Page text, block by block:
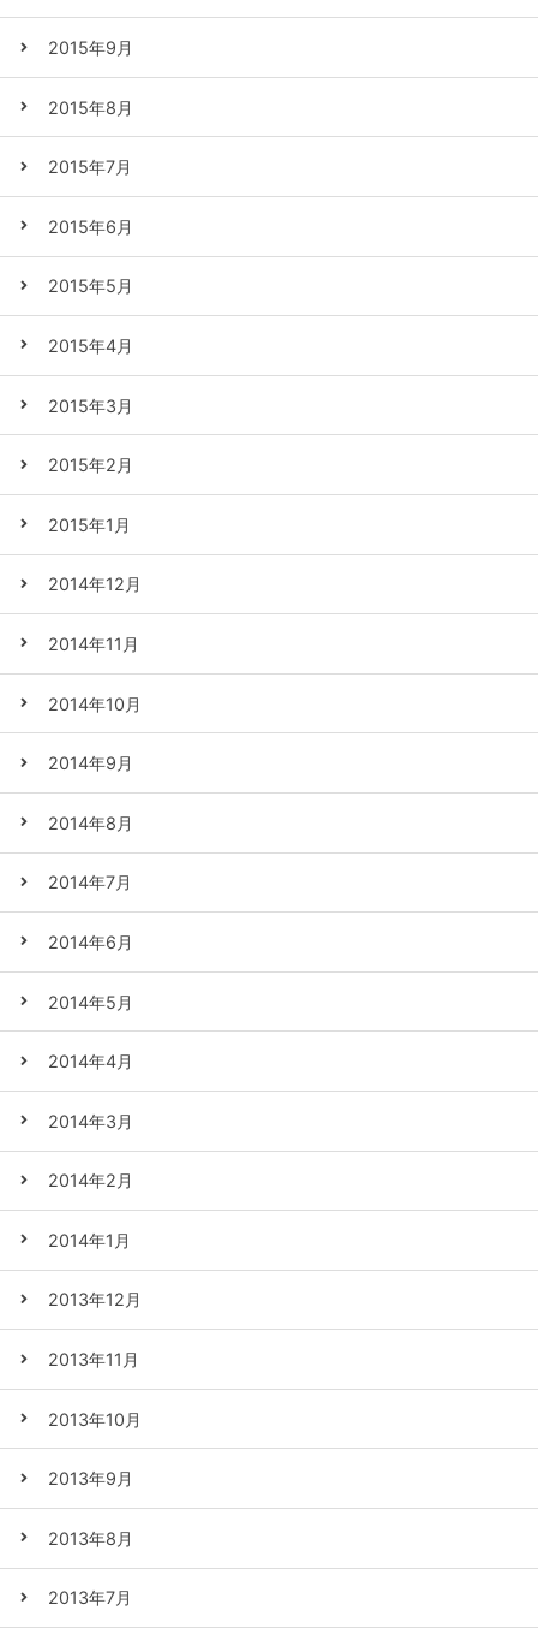
2015年9月
2015年8月
2015年7月
2015年6月
2015年5月
2015年4月
2015年3月
2015年2月
2015年1月
2014年12月
2014年11月
2014年10月
2014年9月
2014年8月
2014年7月
2014年6月
2014年5月
2014年4月
2014年3月
2014年2月
2014年1月
2013年12月
2013年11月
2013年10月
2013年9月
2013年8月
2013年7月